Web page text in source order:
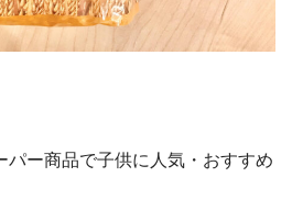
パー商品で子供に人気・おすすめ